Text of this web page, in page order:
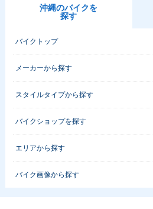
沖縄のバイクを
探す
バイクトップ
メーカーから探す
スタイルタイプから探す
バイクショップを探す
エリアから探す
バイク画像から探す